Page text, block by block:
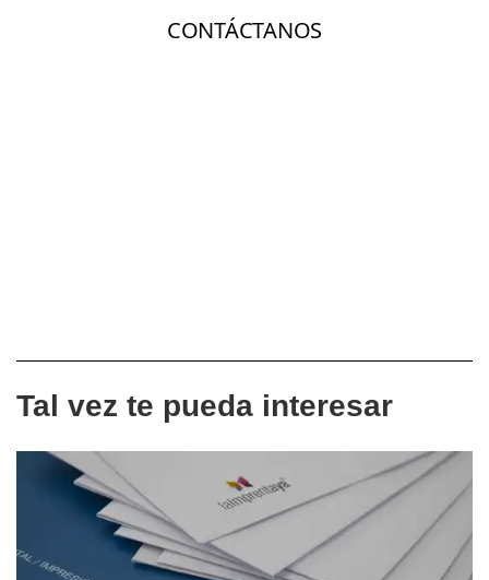
Tal vez te pueda interesar